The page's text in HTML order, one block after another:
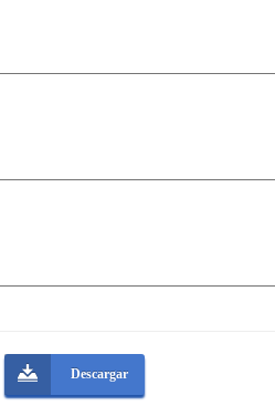
Descargar